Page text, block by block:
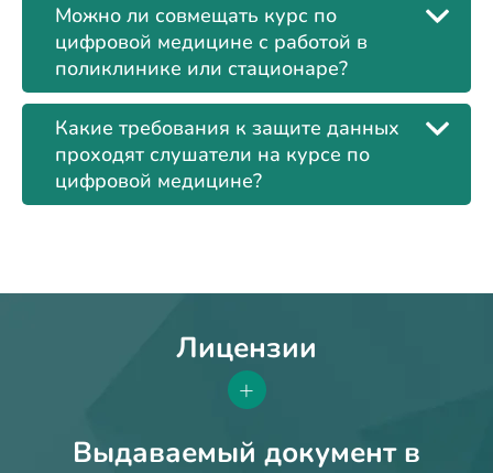
Можно ли совмещать курс по
цифровой медицине с работой в
поликлинике или стационаре?
Какие требования к защите данных
проходят слушатели на курсе по
цифровой медицине?
Лицензии
+
Выдаваемый документ в